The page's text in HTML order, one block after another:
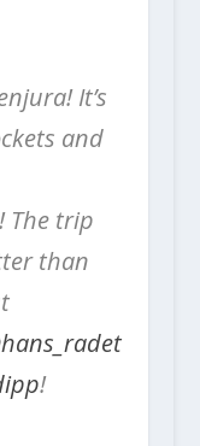
It’s
and
! The trip
than
!